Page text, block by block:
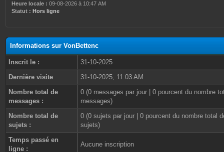
Heure locale : 09-08-2026 à 10:47 AM
Statut : Hors ligne
Informations sur VonBettenc
Inscrit le :
31-10-2025
Dernière visite
31-10-2025, 11:03 AM
Nombre total de
messages :
0 (0 messages par jour | 0 pourcent du nombre
messages)
Nombre total de
sujets :
0 (0 sujets par jour | 0 pourcent du nombre total
sujets)
Temps passé en
ligne :
Aucune inscription